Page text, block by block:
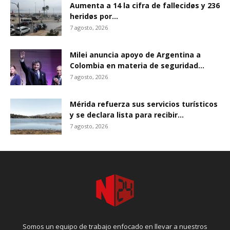
Aumenta a 14 la cifra de fallecidøs y 236
heridøs por...
7 agosto, 2026
Milei anuncia apoyo de Argentina a
Colombia en materia de seguridad...
7 agosto, 2026
Mérida refuerza sus servicios turísticos
y se declara lista para recibir...
7 agosto, 2026
Somos un equipo de trabajo enfocado en llevar a nuestros